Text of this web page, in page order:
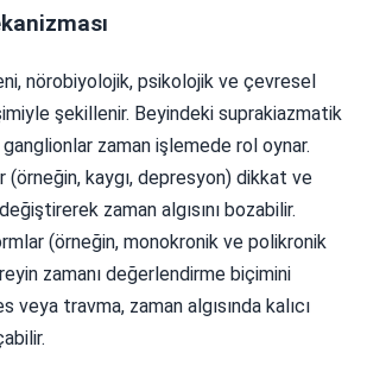
nörobiyolojik, psikolojik ve çevresel
şekillenir. Beyindeki suprakiazmatik
zaman işlemede rol oynar.
(örneğin, kaygı, depresyon) dikkat ve
zaman algısını bozabilir.
(örneğin, monokronik ve polikronik
zamanı değerlendirme biçimini
veya travma, zaman algısında kalıcı